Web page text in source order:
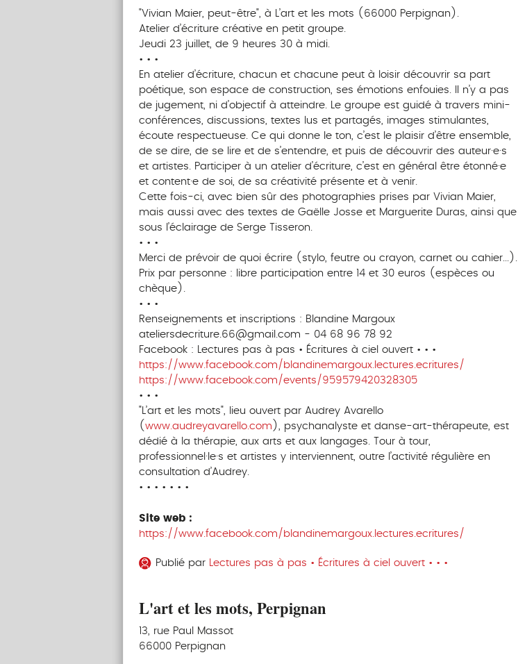
"Vivian Maier, peut-être", à L’art et les mots (66000 Perpignan).
Atelier d’écriture créative en petit groupe.
Jeudi 23 juillet, de 9 heures 30 à midi.
• • •
En atelier d’écriture, chacun et chacune peut à loisir découvrir sa part
poétique, son espace de construction, ses émotions enfouies. Il n’y a pas
de jugement, ni d’objectif à atteindre. Le groupe est guidé à travers mini-
conférences, discussions, textes lus et partagés, images stimulantes,
écoute respectueuse. Ce qui donne le ton, c’est le plaisir d’être ensemble,
de se dire, de se lire et de s’entendre, et puis de découvrir des auteur·e·s
et artistes. Participer à un atelier d’écriture, c’est en général être étonné·e
et content·e de soi, de sa créativité présente et à venir.
Cette fois-ci, avec bien sûr des photographies prises par Vivian Maier,
mais aussi avec des textes de Gaëlle Josse et Marguerite Duras, ainsi que
sous l’éclairage de Serge Tisseron.
• • •
Merci de prévoir de quoi écrire (stylo, feutre ou crayon, carnet ou cahier...).
Prix par personne : libre participation entre 14 et 30 euros (espèces ou
chèque).
• • •
Renseignements et inscriptions : Blandine Margoux
ateliersdecriture.66@gmail.com - 04 68 96 78 92
Facebook : Lectures pas à pas • Écritures à ciel ouvert • • •
https://www.facebook.com/blandinemargoux.lectures.ecritures/
https://www.facebook.com/events/959579420328305
• • •
"L’art et les mots", lieu ouvert par Audrey Avarello
( www.audreyavarello.com ), psychanalyste et danse-art-thérapeute, est
dédié à la thérapie, aux arts et aux langages. Tour à tour,
professionnel·le·s et artistes y interviennent, outre l’activité régulière en
consultation d’Audrey.
• • • • • • •
Site web :
https://www.facebook.com/blandinemargoux.lectures.ecritures/
Publié par Lectures pas à pas • Écritures à ciel ouvert • • •
L'art et les mots, Perpignan
13, rue Paul Massot
66000 Perpignan